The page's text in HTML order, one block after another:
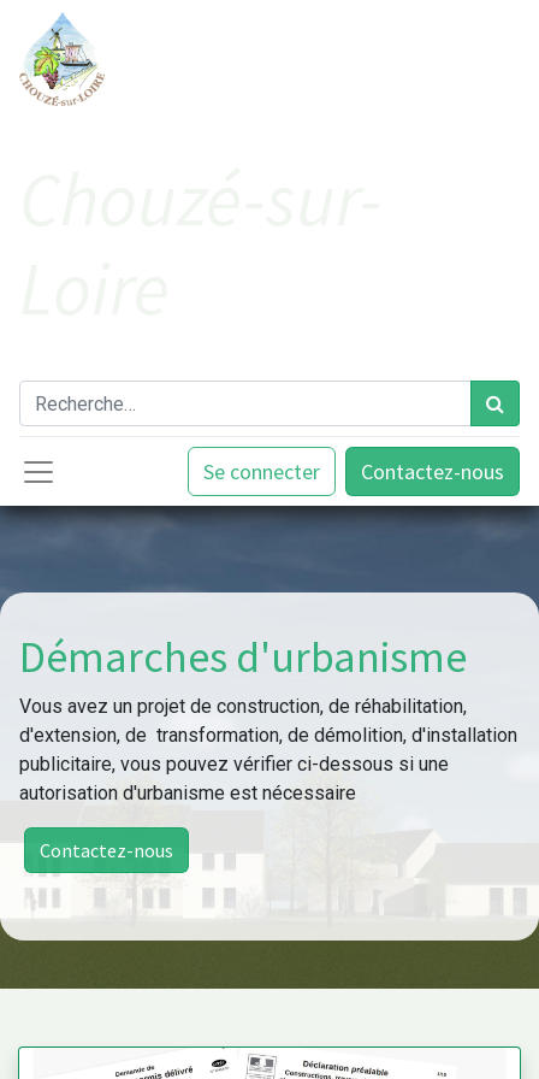
Se connecter Contactez-nous
Démarches d'urbanisme
Vous avez un projet de construction, de réhabilitation,
d'extension, de transformation, de démolition, d'installation
publicitaire, vous pouvez vérifier ci-dessous si une
autorisation d'urbanisme est nécessaire
Contactez-nous